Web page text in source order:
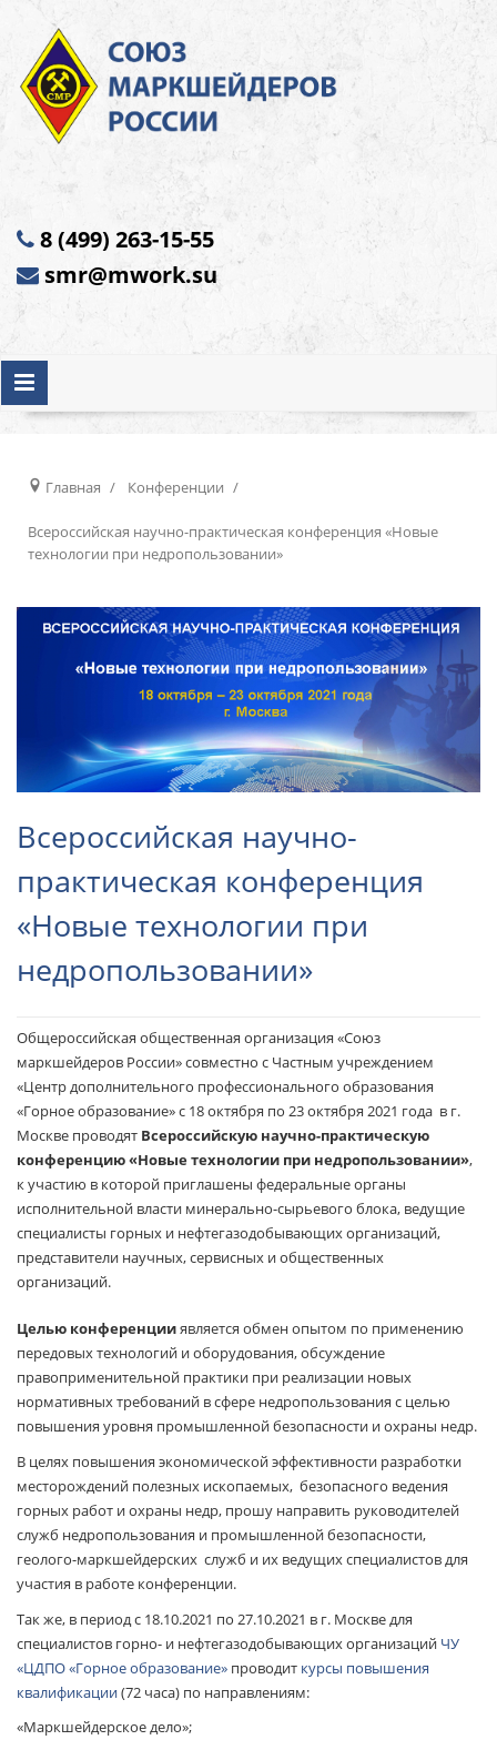
8 (499) 263-15-55
smr@mwork.su
Главная Конференции
Всероссийская научно-практическая конференция «Новые
технологии при недропользовании»
Всероссийская научно-
практическая конференция
«Новые технологии при
недропользовании»
Общероссийская общественная организация «Союз
маркшейдеров России» совместно с Частным учреждением
«Центр дополнительного профессионального образования
«Горное образование» с 18 октября по 23 октября 2021 года в г.
Москве проводят Всероссийскую научно-практическую
конференцию «Новые технологии при недропользовании»,
к участию в которой приглашены федеральные органы
исполнительной власти минерально-сырьевого блока, ведущие
специалисты горных и нефтегазодобывающих организаций,
представители научных, сервисных и общественных
организаций.
Целью конференцииявляется обмен опытом по применению
передовых технологий и оборудования, обсуждение
правоприменительной практики при реализации новых
нормативных требований в сфере недропользования с целью
повышения уровня промышленной безопасности и охраны недр.
В целях повышения экономической эффективности разработки
месторождений полезных ископаемых, безопасного ведения
горных работ и охраны недр, прошу направить руководителей
служб недропользования и промышленной безопасности,
геолого-маркшейдерских служб и их ведущих специалистов для
участия в работе конференции.
Так же, в период с 18.10.2021 по 27.10.2021 в г. Москве для
специалистов горно- и нефтегазодобывающих организаций ЧУ
«ЦДПО «Горное образование» проводит курсы повышения
квалификации(72 часа) по направлениям:
«Маркшейдерское дело»;